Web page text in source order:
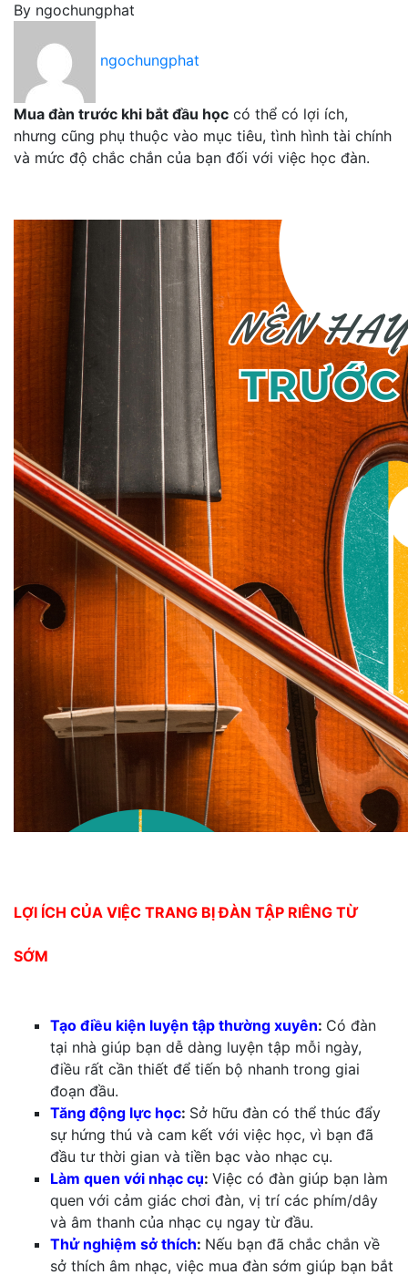
By ngochungphat
ngochungphat
Mua đàn trước khi bắt đầu học có thể có lợi ích,
nhưng cũng phụ thuộc vào mục tiêu, tình hình tài chính
và mức độ chắc chắn của bạn đối với việc học đàn.
LỢI ÍCH CỦA VIỆC TRANG BỊ ĐÀN TẬP RIÊNG TỪ
SỚM
Tạo điều kiện luyện tập thường xuyên: Có đàn
tại nhà giúp bạn dễ dàng luyện tập mỗi ngày,
điều rất cần thiết để tiến bộ nhanh trong giai
đoạn đầu.
Tăng động lực học: Sở hữu đàn có thể thúc đẩy
sự hứng thú và cam kết với việc học, vì bạn đã
đầu tư thời gian và tiền bạc vào nhạc cụ.
Làm quen với nhạc cụ: Việc có đàn giúp bạn làm
quen với cảm giác chơi đàn, vị trí các phím/dây
và âm thanh của nhạc cụ ngay từ đầu.
Thử nghiệm sở thích: Nếu bạn đã chắc chắn về
sở thích âm nhạc, việc mua đàn sớm giúp bạn bắt